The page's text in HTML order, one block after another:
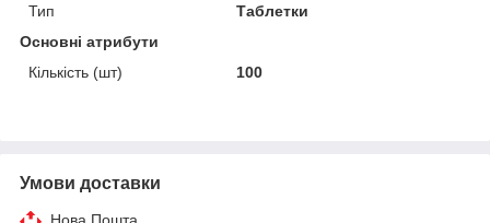
Тип
Таблетки
Основні атрибути
Кількість (шт)
100
Умови доставки
Нова Пошта